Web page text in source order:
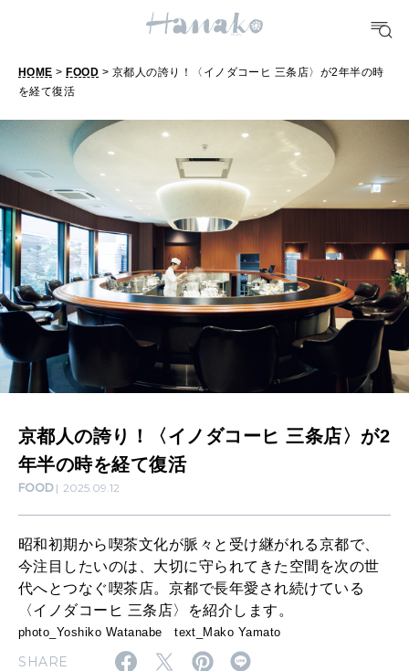
TRAVEL
FORTUNE
明日のわたし
[12星座別] Weekly Holoscope
[12星座別] Monthly Love Holoscope
女神まり愛のタロットメッセージ
算命学がわかる今月のあなた
HEALTH
自分にやさしく
LEARN
知る、考える
MAMA
ママもいろいろ
SUSTAINABLE
わたしができること
CULTURE
自分を耕す
京
都
人
の
誇
り
！
〈
ノ
コ
ー
ヒ
条
店
〉
が
HOME > FOOD > 京都人の誇り！〈イノダコーヒ 三条店〉が2年半の時
を経て復活
京都人の誇り！〈イノダコーヒ 三条店〉が2
年半の時を経て復活
FOOD 2025.09.12
昭和初期から喫茶文化が脈々と受け継がれる京都で、
今注目したいのは、大切に守られてきた空間を次の世
代へとつなぐ喫茶店。京都で長年愛され続けている
〈イノダコーヒ 三条店〉を紹介します。
photo_Yoshiko Watanabe text_Mako Yamato
SHARE